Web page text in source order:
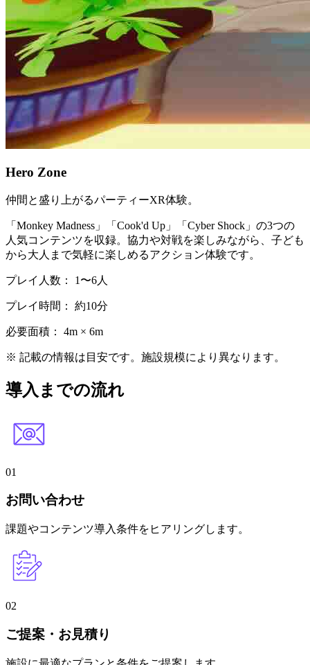
Hero Zone
仲間と盛り上がるパーティーXR体験。
「Monkey Madness」「Cook'd Up」「Cyber Shock」の3つの
人気コンテンツを収録。協力や対戦を楽しみながら、子ども
から大人まで気軽に楽しめるアクション体験です。
プレイ人数： 1〜6人
プレイ時間： 約10分
必要面積： 4m × 6m
※ 記載の情報は目安です。施設規模により異なります。
導入までの流れ
01
お問い合わせ
課題やコンテンツ導入条件をヒアリングします。
02
ご提案・お見積り